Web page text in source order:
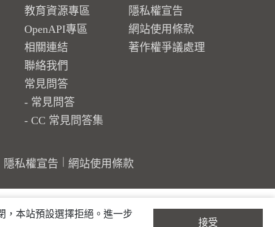
教育資源專區
OpenAPI專區
相關連結
聯絡我們
常見問答
常見問答
CC 常見問答集
隱私權宣告
網站使用條款
著作權爭議處理
隱私權宣告 網站使用條款
，本站預設選擇拒絕。進一步
接受